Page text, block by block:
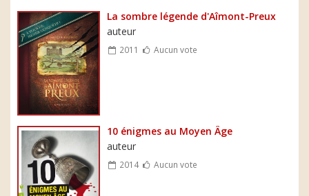
La sombre légende d'Aîmont-Preux
auteur
2011 Aucun vote
10 énigmes au Moyen Âge
auteur
2014 Aucun vote